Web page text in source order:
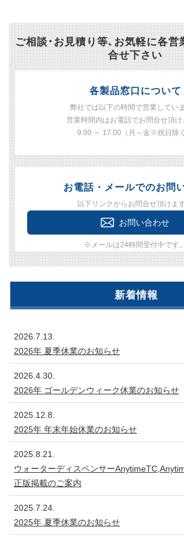
ご相談･お見積り等､お気軽に各営
合せ下さい
各製品窓口について
弊社では以下の時間で営業していま
営業時間内はお電話でお問合せ頂け
9:00 ～ 17:00（月～金※祝日除く
お電話・メールでのお問
以下リンクからお問合せ頂けます
お問い合わせ
※メールは24時間受付中です。
新着情報
2026.7.13.
2026年 夏季休業のお知らせ
2026.4.30.
2026年 ゴールデンウィーク休業のお知らせ
2025.12.8.
2025年 年末年始休業のお知らせ
2025.8.21.
ウォーターディスペンサー
正版掲載のご案内
2025.7.24.
2025年 夏季休業のお知らせ